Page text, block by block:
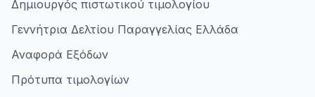
Δημιουργός πιστωτικού τιμολογίου
Γεννήτρια Δελτίου Παραγγελίας Ελλάδα
Αναφορά Εξόδων
Πρότυπα τιμολογίων